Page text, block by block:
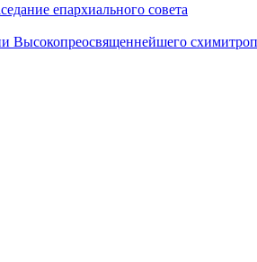
епархиального совета